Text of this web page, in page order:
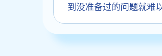
到没准备过的问题就难